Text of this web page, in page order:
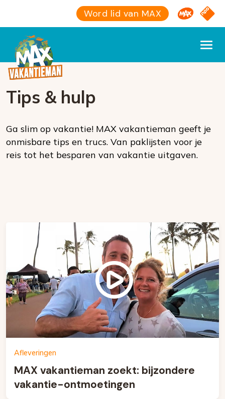
Word lid van MAX Omroep
NPO
Tips & hulp
Ga slim op vakantie! MAX vakantieman geeft je
onmisbare tips en trucs. Van paklijsten voor je
reis tot het besparen van vakantie uitgaven.
Afleveringen
MAX vakantieman zoekt: bijzondere
vakantie-ontmoetingen